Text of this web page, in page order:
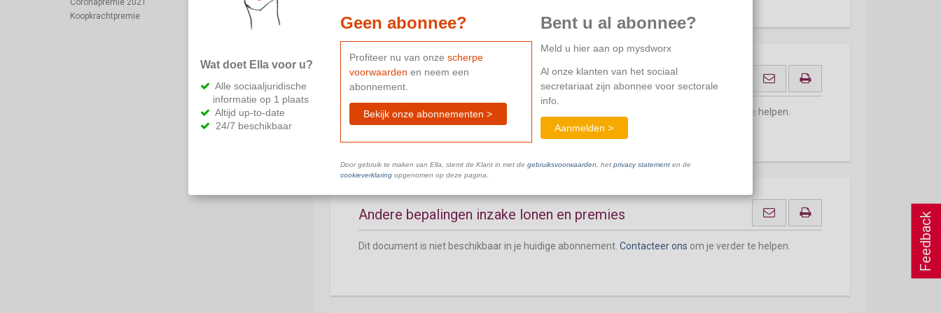
Feedback
Coronapremie 2021
Koopkrachtpremie
Inschaling en verloning
Dit document is niet beschikbaar in je huidige abonnement. om je verder te helpen.
Andere bepalingen inzake lonen en premies
Dit document is niet beschikbaar in je huidige abonnement. Contacteer ons om je verder te helpen.
Wat doet Ella voor u?
Alle sociaaljuridische
informatie op 1 plaats
Altijd up-to-date
24/7 beschikbaar
Geen abonnee?
Profiteer nu van onze scherpe
voorwaarden en neem een
abonnement.
Bekijk onze abonnementen >
Bent u al abonnee?
Meld u hier aan op mysdworx
Al onze klanten van het sociaal
secretariaat zijn abonnee voor sectorale
info.
Aanmelden >
Door gebruik te maken van Ella, stemt de Klant in met de gebruiksvoorwaarden , het privacy statementen de
cookieverklaringopgenomen op deze pagina.